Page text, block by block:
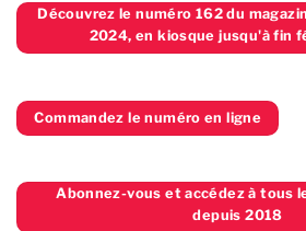
Découvrez le numéro 162 du
2024, en kiosque jusqu'à fin
Commandez le numéro en ligne
Abonnez-vous et accédez à tous
depuis 2018